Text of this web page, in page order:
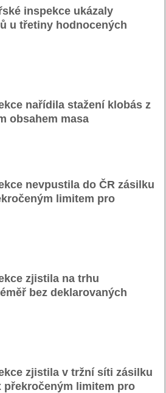
inspekce ukázaly
u třetiny hodnocených
nařídila stažení klobás z
obsahem masa
nevpustila do ČR zásilku
limitem pro
zjistila na trhu
bez deklarovaných
zjistila v tržní síti zásilku
překročeným limitem pro